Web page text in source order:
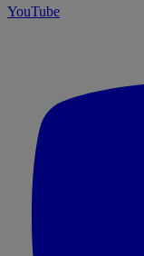
YouTube